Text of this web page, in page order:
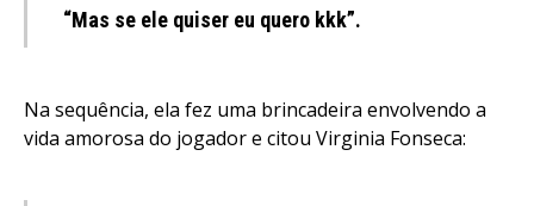
“Mas se ele quiser eu quero kkk”.
Na sequência, ela fez uma brincadeira envolvendo a
vida amorosa do jogador e citou Virginia Fonseca: